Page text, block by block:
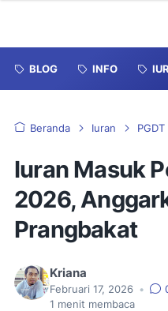
BLOG INFO
Beranda Iuran PGDT
Iuran Masuk
2026,
Prangbakat
Kriana
Februari 17, 2026 •
1 menit membaca